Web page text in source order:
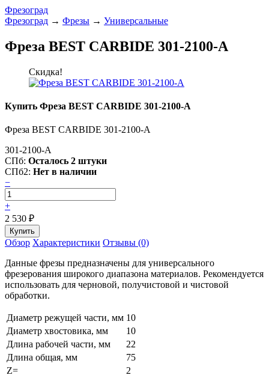
Фрезоград
Фрезоград → Фрезы → Универсальные
Фреза BEST CARBIDE 301-2100-A
Скидка!
Купить Фреза BEST CARBIDE 301-2100-A
Фреза BEST CARBIDE 301-2100-A
301-2100-A
СПб: Осталось 2 штуки
СПб2: Нет в наличии
−
+
2 530 ₽
Обзор Характеристики Отзывы (0)
Данные фрезы предназначены для универсального
фрезерования широкого диапазона материалов. Рекомендуется
использовать для черновой, получистовой и чистовой
обработки.
Диаметр режущей части, мм 10
Диаметр хвостовика, мм
10
Длина рабочей части, мм
22
Длина общая, мм
75
Z=
2